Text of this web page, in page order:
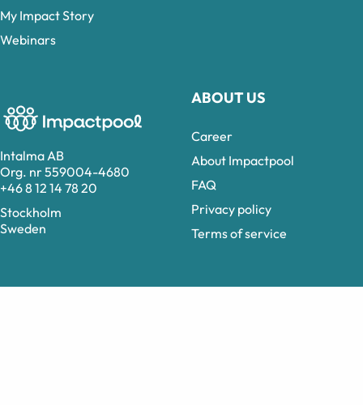
Intalma AB
Org. nr 559004-4680
+46 8 12 14 78 20
Stockholm
Sweden
ABOUT US
Career
About Impactpool
FAQ
Privacy policy
Terms of service
My Impact Story
Webinars